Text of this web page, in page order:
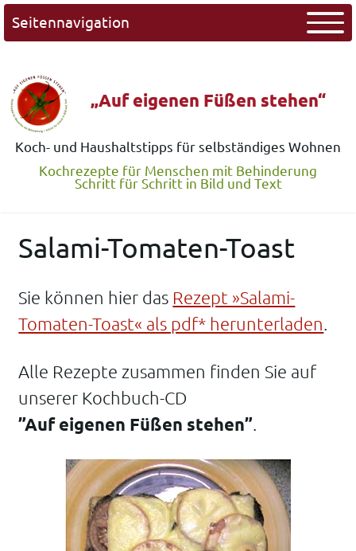
Seitennavigation
„Auf eigenen Füßen stehen“
Koch- und Haushaltstipps für selbständiges Wohnen
Kochrezepte für Menschen mit Behinderung
Schritt für Schritt in Bild und Text
Salami-Tomaten-Toast
Sie können hier das Rezept »Salami-
Tomaten-Toast« als pdf* herunterladen.
Alle Rezepte zusammen finden Sie auf
unserer Kochbuch-CD
”Auf eigenen Füßen stehen”.